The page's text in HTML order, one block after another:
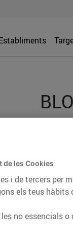
territori i
de les Cookies
i de tercers per
els teus hàbits
no essencials